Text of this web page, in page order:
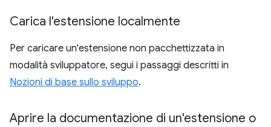
Carica l'estensione localmente
Per caricare un'estensione non pacchettizzata in
modalità sviluppatore, segui i passaggi descritti in
Nozioni di base sullo sviluppo.
Aprire la documentazione di un'estensione o